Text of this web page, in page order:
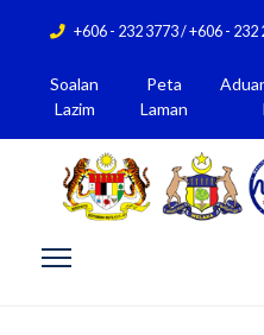
+606 - 232 3773 / +606 - 232
Soalan
Lazim
Peta
Laman